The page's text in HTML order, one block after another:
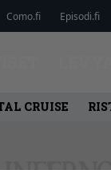
Como.fi Episodi.fi
CRUISE